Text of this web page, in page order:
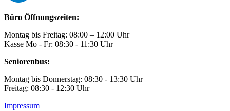
Büro Öffnungszeiten:
Montag bis Freitag: 08:00 – 12:00 Uhr
Kasse Mo - Fr: 08:30 - 11:30 Uhr
Seniorenbus:
Montag bis Donnerstag: 08:30 - 13:30 Uhr
Freitag: 08:30 - 12:30 Uhr
Impressum